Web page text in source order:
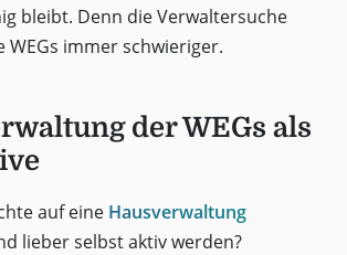
bleibt. Denn die Verwaltersuche
WEGs immer schwieriger.
der WEGs als
auf eine Hausverwaltung
lieber selbst aktiv werden?